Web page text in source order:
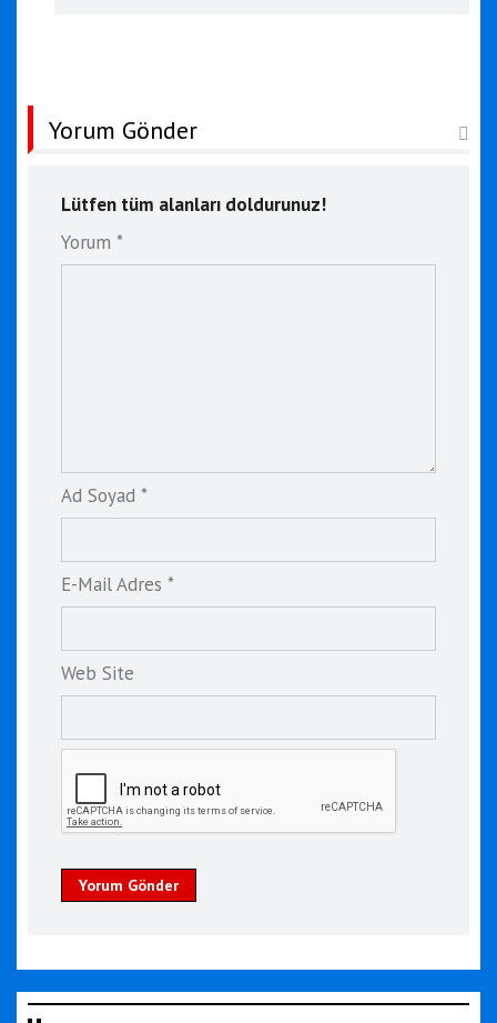
Yorum Gönder
Lütfen tüm alanları doldurunuz!
Yorum *
Ad Soyad *
E-Mail Adres *
Web Site
Yorum Gönder